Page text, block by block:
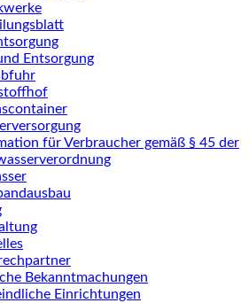
Entsorgung
für Verbraucher gemäß § 45 der
Bekanntmachungen
Einrichtungen